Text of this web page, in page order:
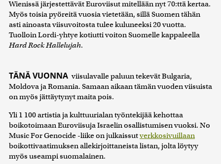
Wienissä järjestettävät Euroviisut mitellään nyt 70:ttä kertaa.
Myös toisia pyöreitä vuosia vietetään, sillä Suomen tähän
asti ainoasta viisuvoitosta tulee kuluneeksi 20 vuotta.
Tuolloin Lordi-yhtye kotiutti voiton Suomelle kappaleella
Hard Rock Hallelujah.
TÄNÄ VUONNA viisulavalle paluun tekevät Bulgaria,
Moldova ja Romania. Samaan aikaan tämän vuoden viisuista
on myös jättäytynyt maita pois.
Yli 1 100 artistia ja kulttuurialan työntekijää kehottaa
boikotoimaan Euroviisuja Israelin osallistumisen vuoksi. No
Music For Genocide -liike on julkaissutverkkosivuillaan
boikottivaatimuksen allekirjoittaneista listan, jolta löytyy
myös useampi suomalainen.